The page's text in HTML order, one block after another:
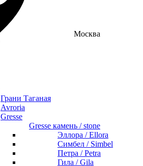
Москва
Грани Таганая
Avroria
Gresse
Gresse камень / stone
Эллора / Ellora
Симбел / Simbel
Петра / Petra
Гила / Gila